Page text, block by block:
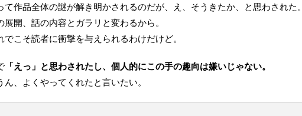
て作品全体の謎が解き明かされるのだが、え、そうきたか、と思わされた。
展開、話の内容とガラリと変わるから。
でこそ読者に衝撃を与えられるわけだけど。
「えっ」と思わされたし、個人的にこの手の趣向は嫌いじゃない。
ん、よくやってくれたと言いたい。